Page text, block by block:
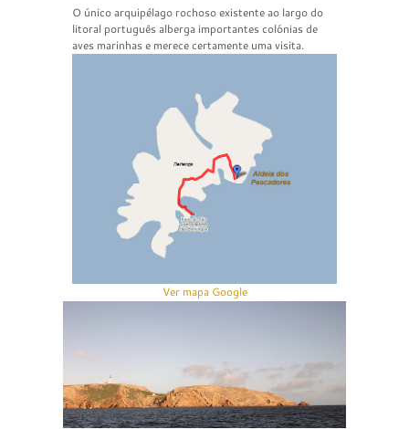
O único arquipélago rochoso existente ao largo do
litoral português alberga importantes colónias de
aves marinhas e merece certamente uma visita.
Ver mapa Google